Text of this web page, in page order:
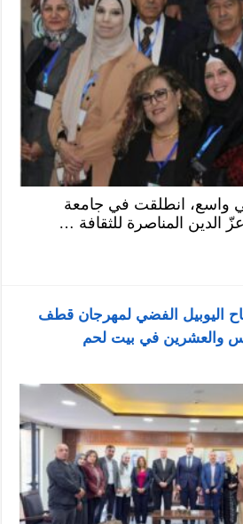
واسع، انطلقت في جامعة
الدين المناصرة للثقافة …
اليوبيل الفضي لمهرجان قطف
والعشرين في بيت لحم